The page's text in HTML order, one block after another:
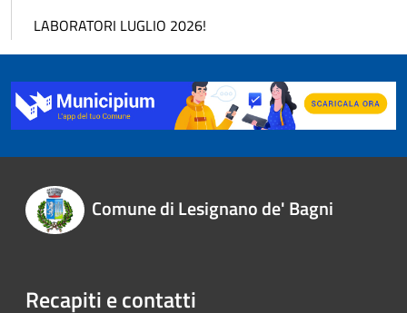
LABORATORI LUGLIO 2026!
Comune di Lesignano de' Bagni
Recapiti e contatti